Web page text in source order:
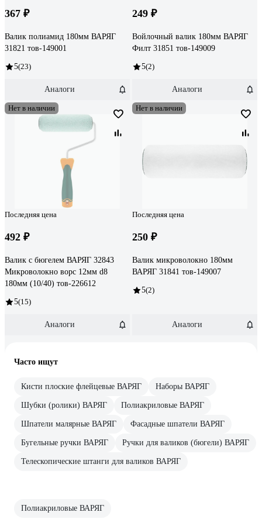
367 ₽
Валик полиамид 180мм ВАРЯГ
31821 тов-149001
5(23)
Аналоги
249 ₽
Войлочный валик 180мм ВАРЯГ
Филт 31851 тов-149009
5(2)
Аналоги
Нет в наличии
Последняя цена
492 ₽
Валик с бюгелем ВАРЯГ 32843
Микроволокно ворс 12мм d8
180мм (10/40) тов-226612
5(15)
Аналоги
Нет в наличии
Последняя цена
250 ₽
Валик микроволокно 180мм
ВАРЯГ 31841 тов-149007
5(2)
Аналоги
Часто ищут
Кисти плоские флейцевые ВАРЯГ Наборы ВАРЯГ
Шубки (ролики) ВАРЯГ Полиакриловые ВАРЯГ
Шпатели малярные ВАРЯГ Фасадные шпатели ВАРЯГ
Бугельные ручки ВАРЯГ Ручки для валиков (бюгели) ВАРЯГ
Телескопические штанги для валиков ВАРЯГ
Полиакриловые ВАРЯГ